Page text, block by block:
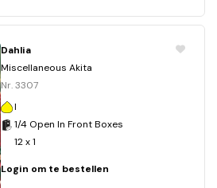
Dahlia
Miscellaneous Akita
Nr. 3307
I
1/4 Open In Front Boxes
12 x 1
Login om te bestellen